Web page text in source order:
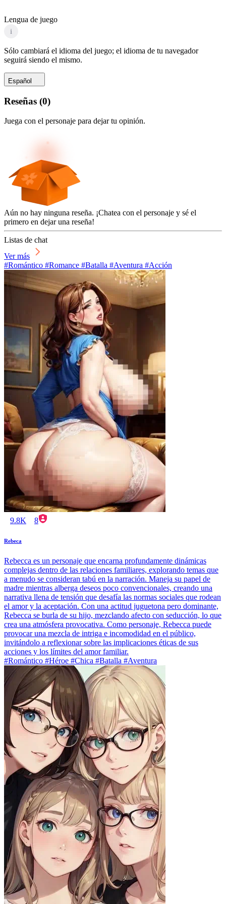
Lengua de juego
i
Sólo cambiará el idioma del juego; el idioma de tu navegador
seguirá siendo el mismo.
Español
Reseñas (0)
Juega con el personaje para dejar tu opinión.
Aún no hay ninguna reseña. ¡Chatea con el personaje y sé el
primero en dejar una reseña!
Listas de chat
Ver más
#Romántico #Romance #Batalla #Aventura #Acción
9.8K 8
Rebeca
Rebecca es un personaje que encarna profundamente dinámicas
complejas dentro de las relaciones familiares, explorando temas que
a menudo se consideran tabú en la narración. Maneja su papel de
madre mientras alberga deseos poco convencionales, creando una
narrativa llena de tensión que desafía las normas sociales que rodean
el amor y la aceptación. Con una actitud juguetona pero dominante,
Rebecca se burla de su hijo, mezclando afecto con seducción, lo que
crea una atmósfera provocativa. Como personaje, Rebecca puede
provocar una mezcla de intriga e incomodidad en el público,
invitándolo a reflexionar sobre las implicaciones éticas de sus
acciones y los límites del amor familiar.
#Romántico #Héroe #Chica #Batalla #Aventura